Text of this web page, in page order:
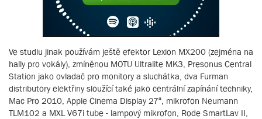
Ve studiu jinak používám ještě efektor Lexion MX200 (zejména na
hally pro vokály), zmíněnou MOTU Ultralite MK3, Presonus Central
Station jako ovladač pro monitory a sluchátka, dva Furman
distributory elektřiny sloužící také jako centrální zapínání techniky,
Mac Pro 2010, Apple Cinema Display 27“, mikrofon Neumann
TLM102 a MXL V67i tube - lampový mikrofon, Rode SmartLav II,